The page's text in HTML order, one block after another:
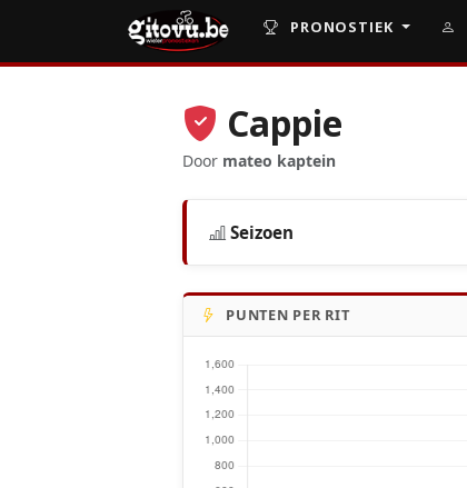
PRONOSTIEK
Cappie
Door mateo kaptein
Seizoen
PUNTEN PER RIT